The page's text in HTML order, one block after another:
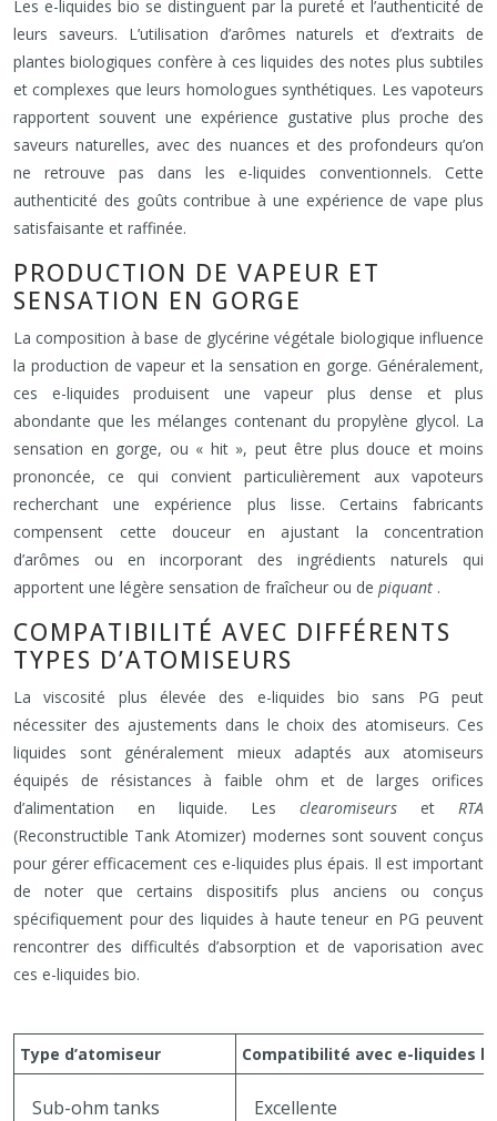
Les e-liquides bio se distinguent par la pureté et l’authenticité de
leurs saveurs. L’utilisation d’arômes naturels et d’extraits de
plantes biologiques confère à ces liquides des notes plus subtiles
et complexes que leurs homologues synthétiques. Les vapoteurs
rapportent souvent une expérience gustative plus proche des
saveurs naturelles, avec des nuances et des profondeurs qu’on
ne retrouve pas dans les e-liquides conventionnels. Cette
authenticité des goûts contribue à une expérience de vape plus
satisfaisante et raffinée.
PRODUCTION DE VAPEUR ET
SENSATION EN GORGE
La composition à base de glycérine végétale biologique influence
la production de vapeur et la sensation en gorge. Généralement,
ces e-liquides produisent une vapeur plus dense et plus
abondante que les mélanges contenant du propylène glycol. La
sensation en gorge, ou « hit », peut être plus douce et moins
prononcée, ce qui convient particulièrement aux vapoteurs
recherchant une expérience plus lisse. Certains fabricants
compensent cette douceur en ajustant la concentration
d’arômes ou en incorporant des ingrédients naturels qui
apportent une légère sensation de fraîcheur ou de piquant .
COMPATIBILITÉ AVEC DIFFÉRENTS
TYPES D’ATOMISEURS
La viscosité plus élevée des e-liquides bio sans PG peut
nécessiter des ajustements dans le choix des atomiseurs. Ces
liquides sont généralement mieux adaptés aux atomiseurs
équipés de résistances à faible ohm et de larges orifices
d’alimentation en liquide. Les clearomiseurs et RTA
(Reconstructible Tank Atomizer) modernes sont souvent conçus
pour gérer efficacement ces e-liquides plus épais. Il est important
de noter que certains dispositifs plus anciens ou conçus
spécifiquement pour des liquides à haute teneur en PG peuvent
rencontrer des difficultés d’absorption et de vaporisation avec
ces e-liquides bio.
Type d’atomiseur Compatibilité avec e-liquides
Sub-ohm tanks Excellente